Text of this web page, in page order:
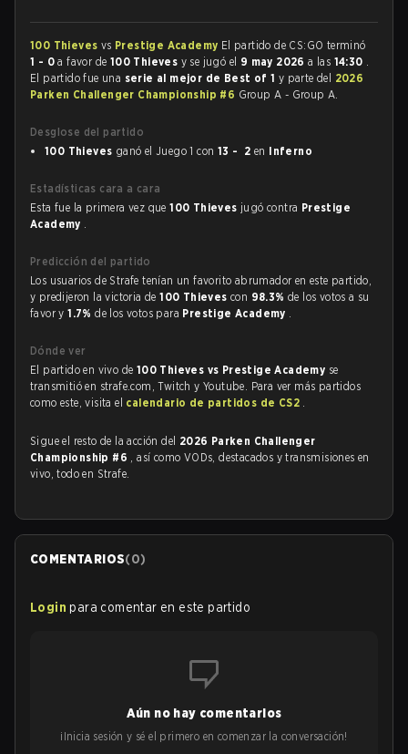
100 Thieves vs Prestige Academy El partido de CS:GO terminó
1 - 0 a favor de 100 Thieves y se jugó el 9 may 2026a las 14:30 .
El partido fue una serie al mejor de Best of 1 y parte del 2026
Parken Challenger Championship #6 Group A - Group A.
Desglose del partido
100 Thieves ganó el Juego 1 con 13 - 2 en Inferno
Estadísticas cara a cara
Esta fue la primera vez que100 Thieves jugó contra Prestige
Academy .
Predicción del partido
Los usuarios de Strafe tenían un favorito abrumador en este partido,
y predijeron la victoria de100 Thievescon 98.3%de los votos a su
favor y1.7%de los votos para Prestige Academy .
Dónde ver
El partido en vivo de 100 Thieves vs Prestige Academy se
transmitió en strafe.com, Twitch y Youtube. Para ver más partidos
como este, visita el calendario de partidos de CS2 .
Sigue el resto de la acción del 2026 Parken Challenger
Championship #6 , así como VODs, destacados y transmisiones en
vivo, todo en Strafe.
COMENTARIOS(0)
Login para comentar en este partido
Aún no hay comentarios
¡Inicia sesión y sé el primero en comenzar la conversación!